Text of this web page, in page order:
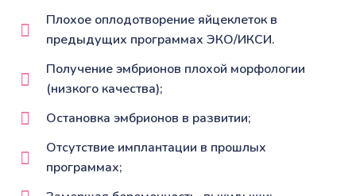
Плохое оплодотворение яйцеклеток в
предыдущих программах ЭКО/ИКСИ.
Получение эмбрионов плохой морфологии
(низкого качества);
Остановка эмбрионов в развитии;
Отсутствие имплантации в прошлых
программах;